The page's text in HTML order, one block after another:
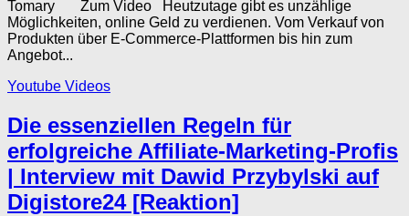
Tomary Zum Video Heutzutage gibt es unzählige
Möglichkeiten, online Geld zu verdienen. Vom Verkauf von
Produkten über E-Commerce-Plattformen bis hin zum
Angebot...
Youtube Videos
Die essenziellen Regeln für
erfolgreiche Affiliate-Marketing-Profis
| Interview mit Dawid Przybylski auf
Digistore24 [Reaktion]